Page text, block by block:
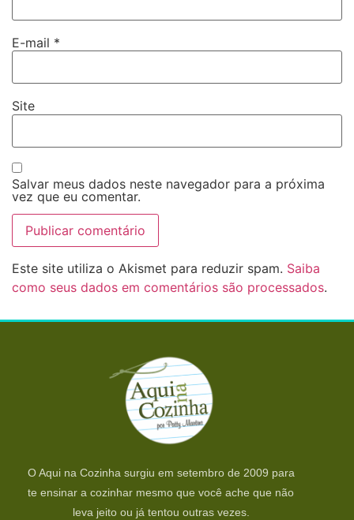
E-mail *
Site
Salvar meus dados neste navegador para a próxima
vez que eu comentar.
Este site utiliza o Akismet para reduzir spam. Saiba
como seus dados em comentários são processados.
O Aqui na Cozinha surgiu em setembro de 2009 para
te ensinar a cozinhar mesmo que você ache que não
leva jeito ou já tentou outras vezes.